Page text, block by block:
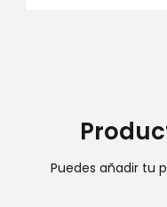
Puedes añadir tu